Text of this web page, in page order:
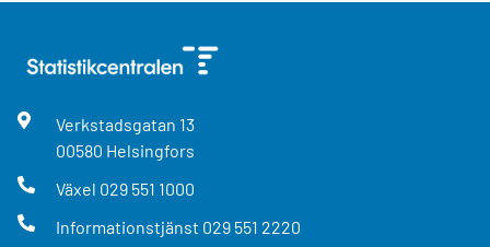
Verkstadsgatan 13
00580 Helsingfors
Växel 029 551 1000
Informationstjänst 029 551 2220